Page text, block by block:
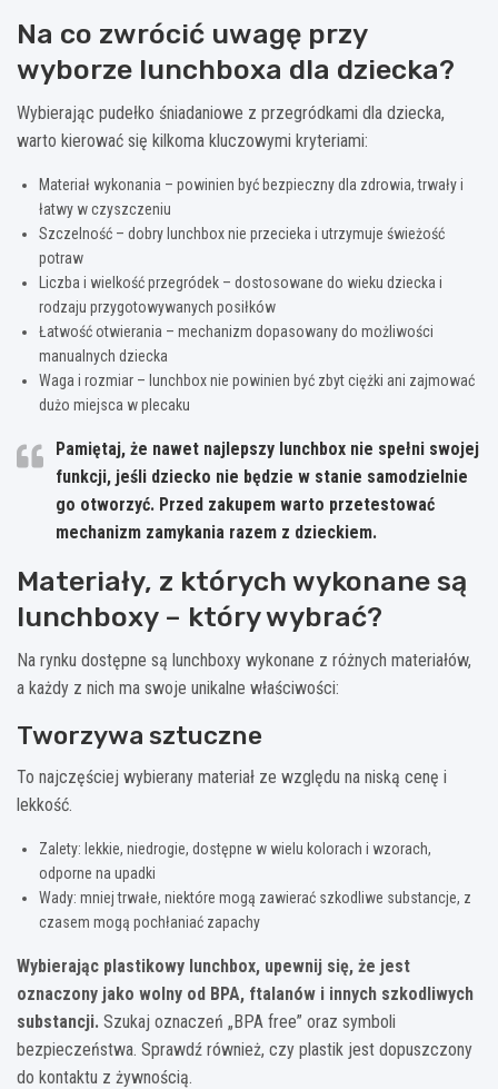
Na co zwrócić uwagę przy
wyborze lunchboxa dla dziecka?
Wybierając pudełko śniadaniowe z przegródkami dla dziecka,
warto kierować się kilkoma kluczowymi kryteriami:
Materiał wykonania – powinien być bezpieczny dla zdrowia, trwały i
łatwy w czyszczeniu
Szczelność – dobry lunchbox nie przecieka i utrzymuje świeżość
potraw
Liczba i wielkość przegródek – dostosowane do wieku dziecka i
rodzaju przygotowywanych posiłków
Łatwość otwierania – mechanizm dopasowany do możliwości
manualnych dziecka
Waga i rozmiar – lunchbox nie powinien być zbyt ciężki ani zajmować
dużo miejsca w plecaku
Pamiętaj, że nawet najlepszy lunchbox nie spełni swojej
funkcji, jeśli dziecko nie będzie w stanie samodzielnie
go otworzyć. Przed zakupem warto przetestować
mechanizm zamykania razem z dzieckiem.
Materiały, z których wykonane są
lunchboxy – który wybrać?
Na rynku dostępne są lunchboxy wykonane z różnych materiałów,
a każdy z nich ma swoje unikalne właściwości:
Tworzywa sztuczne
To najczęściej wybierany materiał ze względu na niską cenę i
lekkość.
Zalety: lekkie, niedrogie, dostępne w wielu kolorach i wzorach,
odporne na upadki
Wady: mniej trwałe, niektóre mogą zawierać szkodliwe substancje, z
czasem mogą pochłaniać zapachy
Wybierając plastikowy lunchbox, upewnij się, że jest
oznaczony jako wolny od BPA, ftalanów i innych szkodliwych
substancji. Szukaj oznaczeń „BPA free” oraz symboli
bezpieczeństwa. Sprawdź również, czy plastik jest dopuszczony
do kontaktu z żywnością.